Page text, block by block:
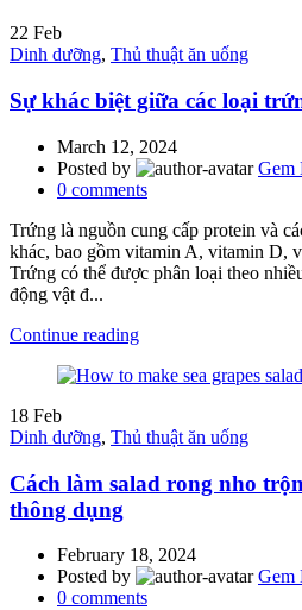
22 Feb
Dinh dưỡng, Thủ thuật ăn uống
Sự khác biệt giữa các loại
March 12, 2024
Posted by
Gem
0 comments
Trứng là nguồn cung cấp protein và
khác, bao gồm vitamin A, vitamin D,
Trứng có thể được phân loại theo
động vật đ...
Continue reading
18 Feb
Dinh dưỡng, Thủ thuật ăn uống
Cách làm salad rong nho
thông dụng
February 18, 2024
Posted by
Gem
0 comments